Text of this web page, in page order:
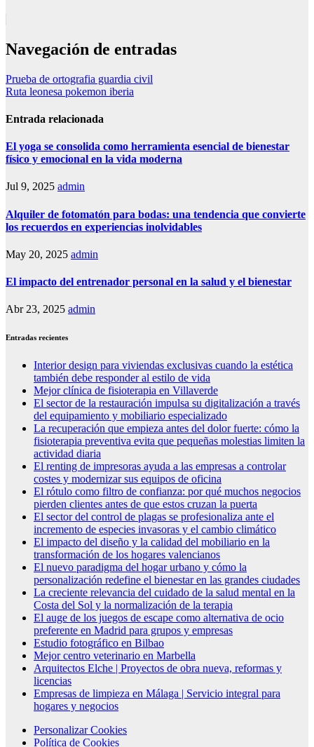
Navegación de entradas
Prueba de ortografia guardia civil
Ruta leonesa pokemon iberia
Entrada relacionada
El yoga se consolida como herramienta esencial de bienestar
físico y emocional en la vida moderna
Jul 9, 2025 admin
Alquiler de fotomatón para bodas: una tendencia que convierte
los recuerdos en experiencias inolvidables
May 20, 2025 admin
El impacto del entrenador personal en la salud y el bienestar
Abr 23, 2025 admin
Entradas recientes
Interior design para viviendas exclusivas cuando la estética
también debe responder al estilo de vida
Mejor clínica de fisioterapia en Villaverde
El sector de la restauración impulsa su digitalización a través
del equipamiento y mobiliario especializado
La recuperación que empieza antes del dolor fuerte: cómo la
fisioterapia preventiva evita que pequeñas molestias limiten la
actividad diaria
El renting de impresoras ayuda a las empresas a controlar
costes y modernizar sus equipos de oficina
El rótulo como filtro de confianza: por qué muchos negocios
pierden clientes antes de que estos cruzan la puerta
El sector del control de plagas se profesionaliza ante el
incremento de especies invasoras y el cambio climático
El impacto del diseño y la calidad del mobiliario en la
transformación de los hogares valencianos
El nuevo paradigma del hogar urbano y cómo la
personalización redefine el bienestar en las grandes ciudades
La creciente relevancia del cuidado de la salud mental en la
Costa del Sol y la normalización de la terapia
El auge de los juegos de escape como alternativa de ocio
preferente en Madrid para grupos y empresas
Estudio fotográfico en Bilbao
Mejor centro veterinario en Marbella
Arquitectos Elche | Proyectos de obra nueva, reformas y
licencias
Empresas de limpieza en Málaga | Servicio integral para
hogares y negocios
Personalizar Cookies
Política de Cookies